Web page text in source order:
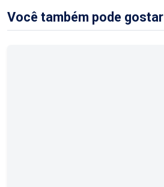
Você também pode gostar